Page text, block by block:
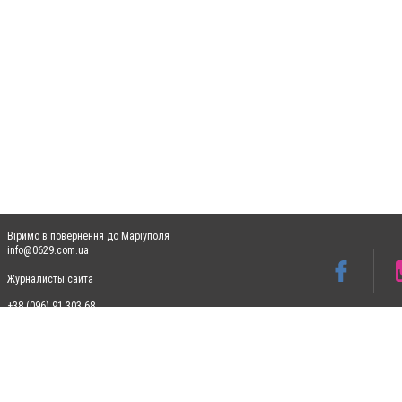
Віримо в повернення до Маріуполя
info@0629.com.ua
Журналисты сайта
+38 (096) 91 303 68